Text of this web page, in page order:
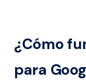
¿Cómo
para